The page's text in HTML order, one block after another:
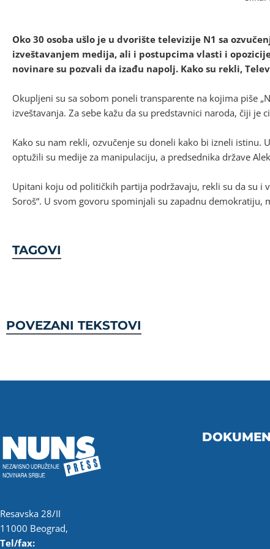
Oko 30 osoba ušlo je u dvorište televizije N1 sa
izveštavanjem medija, ali i postupcima vlasti i
novinare su pozvali da izađu napolj. Kako su rekli,
Okupljeni su sa sobom poneli transparente na kojima piše
izveštavanja. Za sebe kažu da su predstavnici naroda, čiji je
Kako su nam rekli, ozvučenje su doneli kako bi izneli istinu.
optužili su medije za manipulaciju, a predsednika države
Upitani koju od političkih partija podržavaju, rekli su da su i
Soroš“. U svom govoru spominjali su zapadnu
TAGOVI
POVEZANI TEKSTOVI
Resavska 28/II
11000 Beograd,
Tel/fax: